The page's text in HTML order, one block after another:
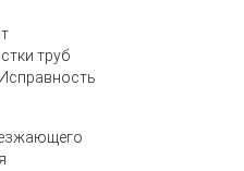
труб
Исправность